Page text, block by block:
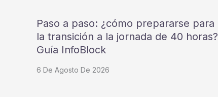
Paso a paso: ¿cómo prepararse para
la transición a la jornada de 40 horas?
Guía InfoBlock
6 De Agosto De 2026